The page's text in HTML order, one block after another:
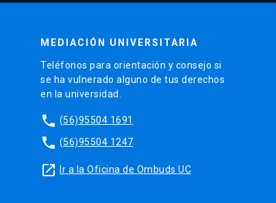
MEDIACIÓN UNIVERSITARIA
Teléfonos para orientación y consejo si
se ha vulnerado alguno de tus derechos
en la universidad.
phone (56)95504 1691
phone (56)95504 1247
launch Ir a la Oficina de Ombuds UC